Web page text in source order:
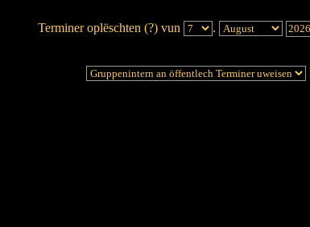
Terminer oplëschten (?) vun .